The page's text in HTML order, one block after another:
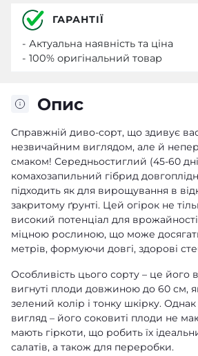
Опис
Справжній диво-сорт, що здивує
незвичайним виглядом, але й
смаком! Середньостиглий (45-60
комахозапильний гібрид
підходить як для вирощування в
закритому ґрунті. Цей огірок не
високий потенціал для
міцною рослиною, що може
метрів, формуючи довгі, здорові
Особливість цього сорту – це його
вигнуті плоди довжиною до 60 см,
зелений колір і тонку шкірку.
вигляд – його соковиті плоди не
мають гіркоти, що робить їх
салатів, а також для переробки.
ГАРАНТІЇ
- Актуальна наявність та ціна
- 100% оригінальний товар